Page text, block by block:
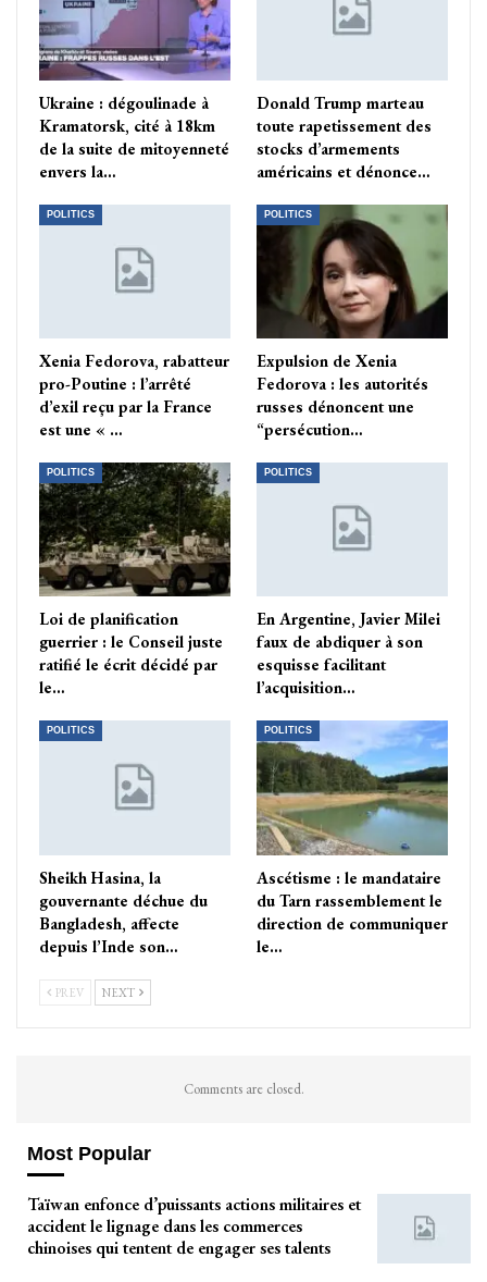
Ukraine : dégoulinade à
Kramatorsk, cité à 18km
de la suite de mitoyenneté
envers la…
Donald Trump marteau
toute rapetissement des
stocks d’armements
américains et dénonce…
POLITICS
Xenia Fedorova, rabatteur
pro-Poutine : l’arrêté
d’exil reçu par la France
est une « …
POLITICS
Expulsion de Xenia
Fedorova : les autorités
russes dénoncent une
“persécution…
POLITICS
Loi de planification
guerrier : le Conseil juste
ratifié le écrit décidé par
le…
POLITICS
En Argentine, Javier Milei
faux de abdiquer à son
esquisse facilitant
l’acquisition…
POLITICS
Sheikh Hasina, la
gouvernante déchue du
Bangladesh, affecte
depuis l’Inde son…
POLITICS
Ascétisme : le mandataire
du Tarn rassemblement le
direction de communiquer
le…
PREV NEXT
Comments are closed.
Most Popular
Taïwan enfonce d’puissants actions militaires et
accident le lignage dans les commerces
chinoises qui tentent de engager ses talents